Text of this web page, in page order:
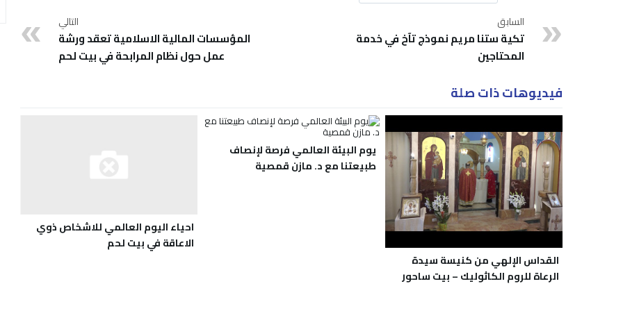
السابق
تكية ستنا مريم نموذج تآخ في خدمة
المحتاجين
التالي
المؤسسات المالية الاسلامية تعقد ورشة
عمل حول نظام المرابحة في بيت لحم
فيديوهات ذات صلة
القداس الإلهي من كنيسة سيدة
الرعاة للروم الكاثوليك – بيت ساحور
يوم البيئة العالمي فرصة لإنصاف
طبيعتنا مع د. مازن قمصية
احياء اليوم العالمي للاشخاص ذوي
الاعاقة في بيت لحم